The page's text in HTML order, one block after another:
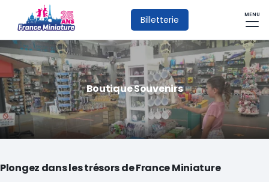
Billetterie MENU
Boutique Souvenirs
Plongez dans les trésors de France Miniature